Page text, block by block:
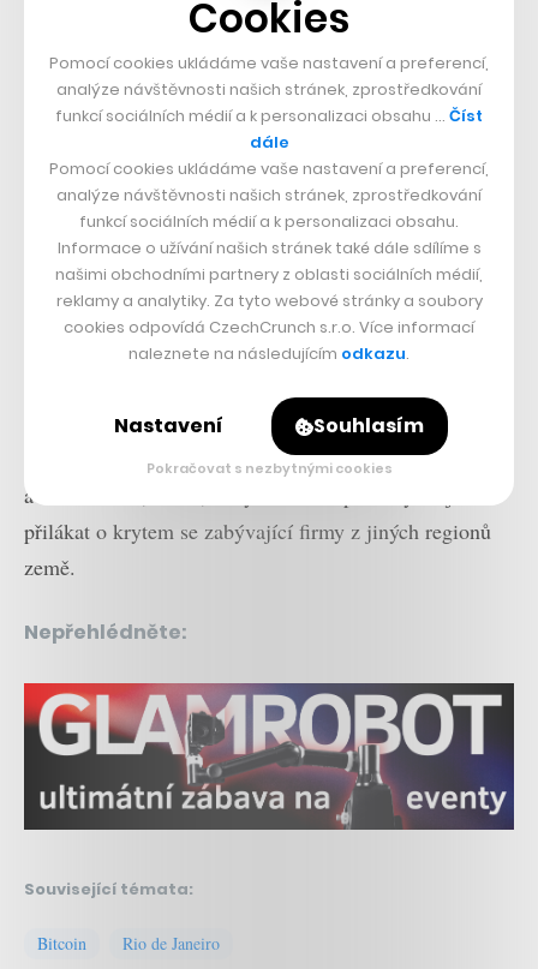
Tím ovšem kryptoměnové plány Ria nekončí. Po vzoru
zmíněného Miami plánuje Paes zavést daňové pobídky a
slevy pro uživatele, kteří bitcoiny platí. Ministr financí
Pedro Paulo vysvětlil, že zvažují nabídku až
desetiprocentní slevy pro lidi platící určité daně
bitcoinem. Zároveň však uvedl, že k efektivnímu
uplatnění těchto změn je nutné prostudovat všechny
Chicão Bulhões, tajemník týmu pro hospodářský rozvoj
a inovace Ria, uvedl, že tyto daňové pobídky mají
přilákat o krytem se zabývající firmy z jiných regionů
země.
Nepřehlédněte:
Související témata:
Bitcoin Rio de Janeiro
Cookies
Pomocí cookies ukládáme vaše nastavení a preferencí,
analýze návštěvnosti našich stránek, zprostředkování
funkcí sociálních médií a k personalizaci obsahu … Číst
dále
Pomocí cookies ukládáme vaše nastavení a preferencí,
analýze návštěvnosti našich stránek, zprostředkování
funkcí sociálních médií a k personalizaci obsahu.
Informace o užívání našich stránek také dále sdílíme s
našimi obchodními partnery z oblasti sociálních médií,
reklamy a analytiky. Za tyto webové stránky a soubory
cookies odpovídá CzechCrunch s.r.o. Více informací
naleznete na následujícím odkazu.
Nastavení Souhlasím
Pokračovat s nezbytnými cookies